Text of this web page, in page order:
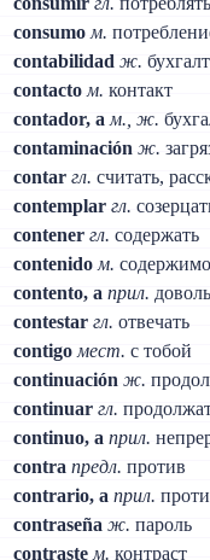
consumo м.
contabilidad ж.
contacto м. контакт
contador, a м., ж.
contaminación ж.
contar гл. считать,
contemplar гл.
contener гл. содержать
contenido м.
contento, a прил.
contestar гл. отвечать
contigo мест. с тобой
continuación ж.
continuar гл.
continuo, a прил.
contra предл. против
contrario, a прил.
contraseña ж. пароль
contraste м. контраст